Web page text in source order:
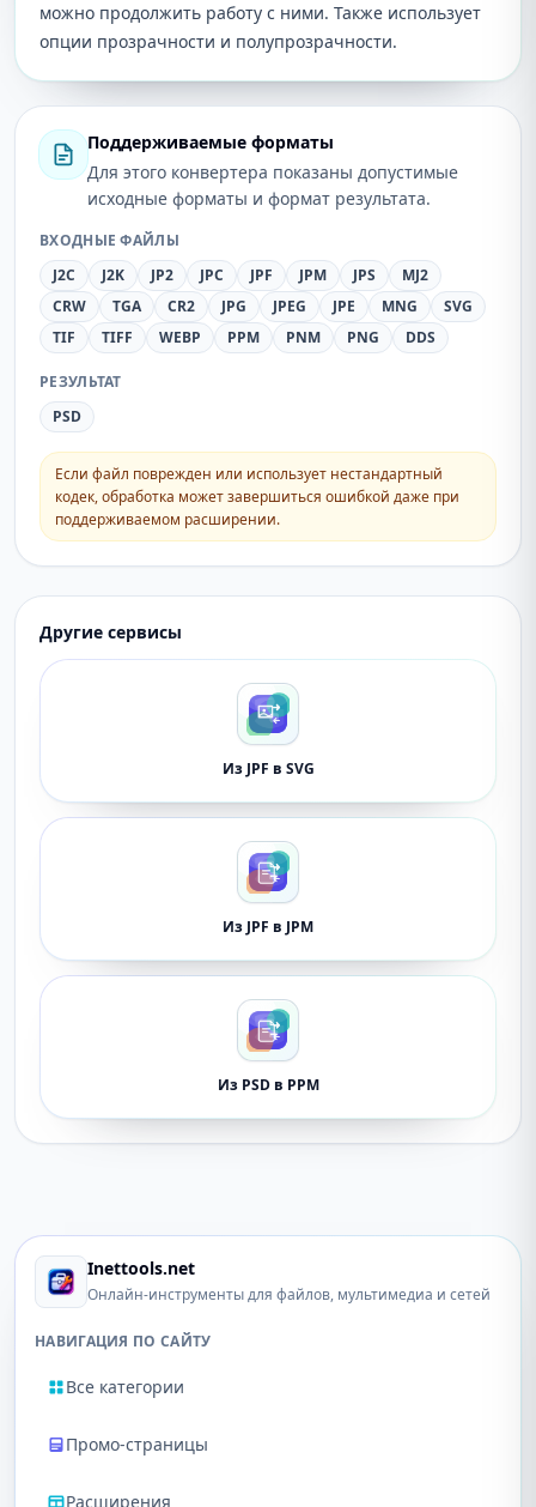
можно продолжить работу с ними. Также использует
опции прозрачности и полупрозрачности.
Поддерживаемые форматы
Для этого конвертера показаны допустимые
исходные форматы и формат результата.
ВХОДНЫЕ ФАЙЛЫ
J2C
J2K JP2 JPC JPF JPM JPS
MJ2
CRW
TGA CR2 JPG JPEG JPE MNG
SVG
TIF
TIFF WEBP PPM PNM PNG DDS
РЕЗУЛЬТАТ
PSD
Если файл поврежден или использует нестандартный
кодек, обработка может завершиться ошибкой даже при
поддерживаемом расширении.
Другие сервисы
Из JPF в SVG
Из JPF в JPM
Из PSD в PPM
Inettools.net
Онлайн-инструменты для файлов, мультимедиа и сетей
НАВИГАЦИЯ ПО САЙТУ
Все категории
Промо-страницы
Расширения